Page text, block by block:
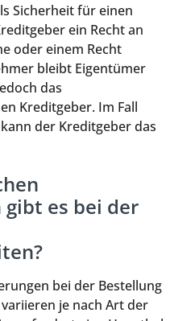
Sicherheit für einen
ein Recht an
oder einem Recht
bleibt Eigentümer
das
Kreditgeber. Im Fall
der Kreditgeber das
es bei der
bei der Bestellung
je nach Art der